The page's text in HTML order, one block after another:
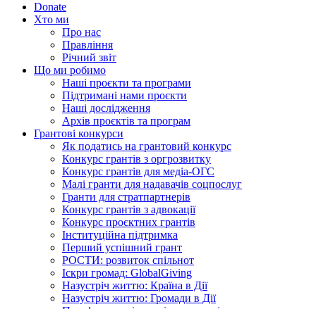
Donate
Хто ми
Про нас
Правління
Річний звіт
Що ми робимо
Наші проєкти та програми
Підтримані нами проєкти
Наші дослідження
Архів проєктів та програм
Грантові конкурси
Як податись на грантовий конкурс
Конкурс грантів з оргрозвитку
Конкурс грантів для медіа-ОГС
Малі гранти для надавачів соцпослуг
Гранти для стратпартнерів
Конкурс грантів з адвокації
Конкурс проєктних грантів
Інституційна підтримка
Перший успішний грант
РОСТИ: розвиток спільнот
Іскри громад: GlobalGiving
Назустріч життю: Країна в Дії
Назустріч життю: Громади в Дії